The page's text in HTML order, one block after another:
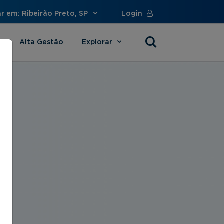
em: Ribeirão Preto, SP Login
Alta Gestão Explorar